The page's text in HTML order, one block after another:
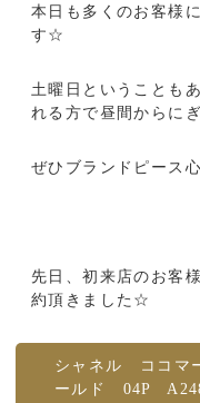
本日も多くのお客様
す☆
土曜日ということも
れる方で昼間からに
ぜひブランドピース
先日、初来店のお客
約頂きました☆
シャネル ココ
ールド 04P